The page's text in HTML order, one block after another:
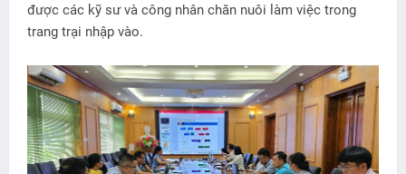
được các kỹ sư và công nhân chăn nuôi làm việc trong
trang trại nhập vào.